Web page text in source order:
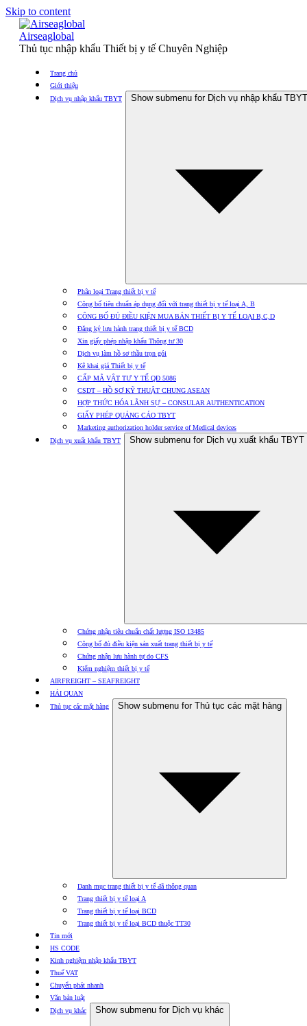
Skip to content
Airseaglobal
Thủ tục nhập khẩu Thiết bị y tế Chuyên Nghiệp
Trang chủ
Giới thiệu
Dịch vụ nhập khẩu TBYT
Show submenu for Dịch vụ nhập khẩu TBYT
Phân loại Trang thiết bị y tế
Công bố tiêu chuẩn áp dụng đối với trang thiết bị y tế loại A, B
CÔNG BỐ ĐỦ ĐIỀU KIỆN MUA BÁN THIẾT BỊ Y TẾ LOẠI B,C,D
Đăng ký lưu hành trang thiết bị y tế BCD
Xin giấy phép nhập khẩu Thông tư 30
Dịch vụ làm hồ sơ thầu trọn gói
Kê khai giá Thiết bị y tế
CẤP MÃ VẬT TƯ Y TẾ QĐ 5086
CSDT – HỒ SƠ KỸ THUẬT CHUNG ASEAN
HỢP THỨC HÓA LÃNH SỰ – CONSULAR AUTHENTICATION
GIẤY PHÉP QUẢNG CÁO TBYT
Marketing authorization holder service of Medical devices
Dịch vụ xuất khẩu TBYT
Show submenu for Dịch vụ xuất khẩu TBYT
Chứng nhận tiêu chuẩn chất lượng ISO 13485
Công bố đủ điều kiện sản xuất trang thiết bị y tế
Chứng nhận lưu hành tự do CFS
Kiểm nghiệm thiết bị y tế
AIRFREIGHT – SEAFREIGHT
HẢI QUAN
Thủ tục các mặt hàng
Show submenu for Thủ tục các mặt hàng
Danh mục trang thiết bị y tế đã thông quan
Trang thiết bị y tế loại A
Trang thiết bị y tế loại BCD
Trang thiết bị y tế loại BCD thuộc TT30
Tin mới
HS CODE
Kinh nghiệm nhập khẩu TBYT
Thuế VAT
Chuyển phát nhanh
Văn bản luật
Dịch vụ khác
Show submenu for Dịch vụ khác